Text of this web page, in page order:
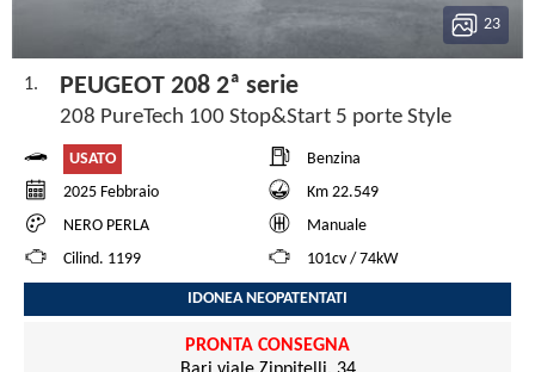
23
1. PEUGEOT 208 2ª serie
208 PureTech 100 Stop&Start 5 porte Style
USATO
Benzina
2025 Febbraio
Km 22.549
NERO PERLA
Manuale
Cilind. 1199
101cv / 74kW
IDONEA NEOPATENTATI
PRONTA CONSEGNA